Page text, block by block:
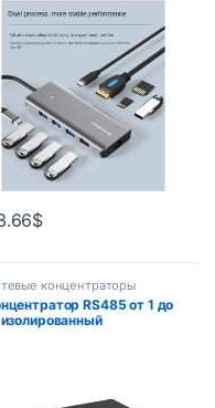
для MacBook Pro
Корпус SSD
$
концентраторы
RS485 от 1 до